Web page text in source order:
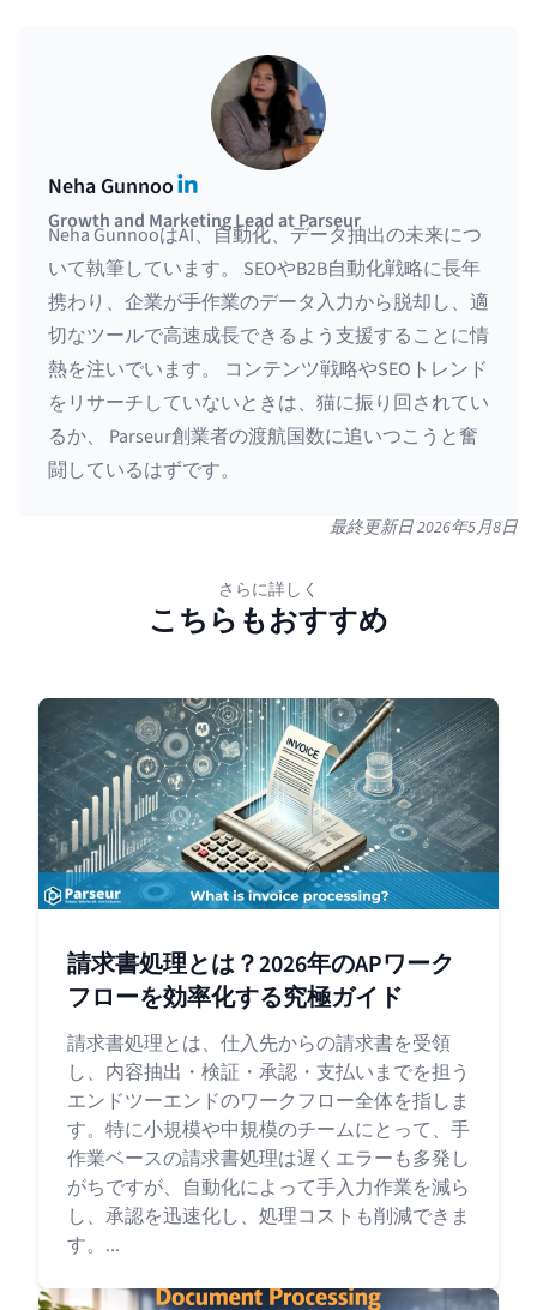
Neha GunnooLinkedIn
Growth and Marketing Lead at Parseur
Neha GunnooはAI、自動化、データ抽出の未来につ
いて執筆しています。 SEOやB2B自動化戦略に長年
携わり、企業が手作業のデータ入力から脱却し、適
切なツールで高速成長できるよう支援することに情
熱を注いでいます。 コンテンツ戦略やSEOトレンド
をリサーチしていないときは、猫に振り回されてい
るか、 Parseur創業者の渡航国数に追いつこうと奮
闘しているはずです。
最終更新日2026年5月8日
さらに詳しく
こちらもおすすめ
請求書処理とは？2026年のAPワーク
フローを効率化する究極ガイド
請求書処理とは、仕入先からの請求書を受領
し、内容抽出・検証・承認・支払いまでを担う
エンドツーエンドのワークフロー全体を指しま
す。特に小規模や中規模のチームにとって、手
作業ベースの請求書処理は遅くエラーも多発し
がちですが、自動化によって手入力作業を減ら
し、承認を迅速化し、処理コストも削減できま
す。...